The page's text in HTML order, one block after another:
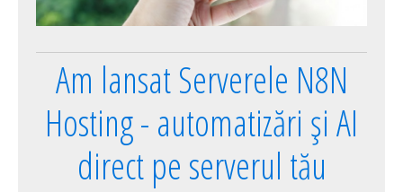
Am lansat Serverele N8N
Hosting - automatizări și AI
direct pe serverul tău